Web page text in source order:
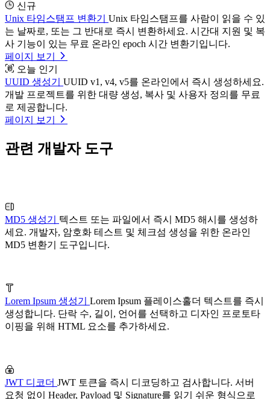
신규
Unix 타임스탬프 변환기 Unix 타임스탬프를 사람이 읽을 수 있
는 날짜로, 또는 그 반대로 즉시 변환하세요. 시간대 지원 및 복
사 기능이 있는 무료 온라인 epoch 시간 변환기입니다.
페이지 보기
오늘 인기
UUID 생성기 UUID v1, v4, v5를 온라인에서 즉시 생성하세요.
개발 프로젝트를 위한 대량 생성, 복사 및 사용자 정의를 무료
로 제공합니다.
페이지 보기
관련 개발자 도구
MD5 생성기 텍스트 또는 파일에서 즉시 MD5 해시를 생성하
세요. 개발자, 암호화 테스트 및 체크섬 생성을 위한 온라인
MD5 변환기 도구입니다.
Lorem Ipsum 생성기 Lorem Ipsum 플레이스홀더 텍스트를 즉시
생성합니다. 단락 수, 길이, 언어를 선택하고 디자인 프로토타
이핑을 위해 HTML 요소를 추가하세요.
JWT 디코더 JWT 토큰을 즉시 디코딩하고 검사합니다. 서버
요청 없이 Header, Payload 및 Signature를 읽기 쉬운 형식으로